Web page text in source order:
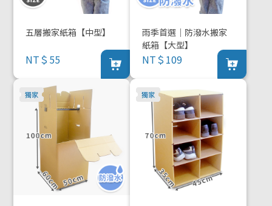
五層搬家紙箱【中型】
NT＄55
雨季首選｜防潑水搬家
紙箱【大型】
NT＄109